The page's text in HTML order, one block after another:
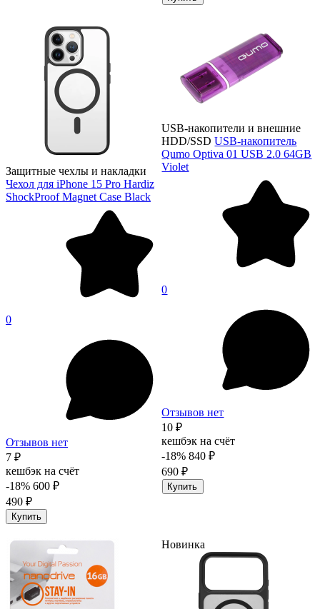
Защитные чехлы и накладки
Чехол для iPhone 15 Pro Hardiz
ShockProof Magnet Case Black
0
Отзывов нет
7 ₽
кешбэк на счёт
-18% 600 ₽
490 ₽
Купить
USB-накопители и внешние
HDD/SSD USB-накопитель
Qumo Optiva 01 USB 2.0 64GB
Violet
0
Отзывов нет
10 ₽
кешбэк на счёт
-18% 840 ₽
690 ₽
Купить
Новинка